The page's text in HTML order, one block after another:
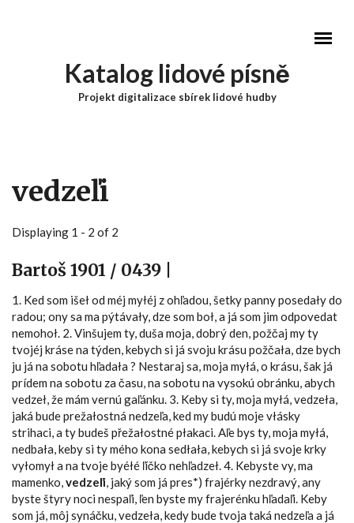
Katalog lidové písně
Projekt digitalizace sbírek lidové hudby
vedzeľi
Displaying 1 - 2 of 2
Bartoš 1901 / 0439 |
1. Ked som išeł od méj myłéj z ohľadou, šetky panny posedały do
radou; ony sa ma pýtávały, dze som boł, a já som jim odpovedat
nemohoł. 2. Vinšujem ty, duša moja, dobrý den, požčaj my ty
tvojéj kráse na týden, kebych si já svoju krásu požčała, dze bych
ju já na sobotu hľadała ? Nestaraj sa, moja myłá, o krásu, šak já
prídem na sobotu za času, na sobotu na vysokú obránku, abych
vedzeł, že mám vernú gaľánku. 3. Keby si ty, moja myłá, vedzeła,
jaká bude prežałostná nedzeľa, ked my budú moje vłásky
strihaci, a ty budeš přežałostné płakaci. Aľe bys ty, moja myłá,
nedbała, keby si ty mého kona sedłała, kebych si já svoje krky
vyłomył a na tvoje byéłé ľíčko nehľadzeł. 4. Kebyste vy, ma
mamenko,vedzeľi, jaký som já pres*) frajérky nezdravý, any
byste štyry noci nespaľi, ľen byste my frajerénku hľadaľi. Keby
som já, môj synáčku, vedzeła, kedy bude tvoja taká nedzeľa a já